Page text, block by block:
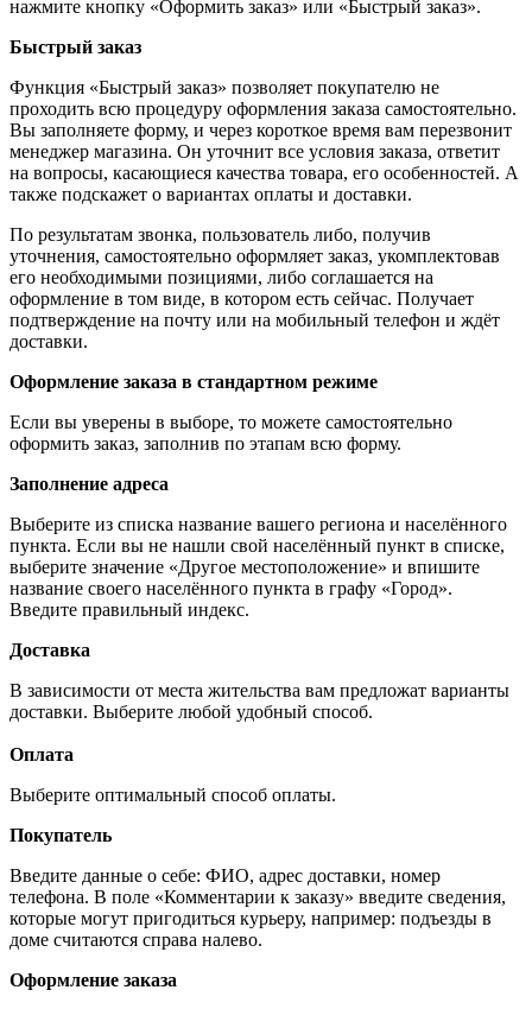
нажмите кнопку «Оформить заказ» или «Быстрый заказ».
Быстрый заказ
Функция «Быстрый заказ» позволяет покупателю не
проходить всю процедуру оформления заказа самостоятельно.
Вы заполняете форму, и через короткое время вам перезвонит
менеджер магазина. Он уточнит все условия заказа, ответит
на вопросы, касающиеся качества товара, его особенностей. А
также подскажет о вариантах оплаты и доставки.
По результатам звонка, пользователь либо, получив
уточнения, самостоятельно оформляет заказ, укомплектовав
его необходимыми позициями, либо соглашается на
оформление в том виде, в котором есть сейчас. Получает
подтверждение на почту или на мобильный телефон и ждёт
доставки.
Оформление заказа в стандартном режиме
Если вы уверены в выборе, то можете самостоятельно
оформить заказ, заполнив по этапам всю форму.
Заполнение адреса
Выберите из списка название вашего региона и населённого
пункта. Если вы не нашли свой населённый пункт в списке,
выберите значение «Другое местоположение» и впишите
название своего населённого пункта в графу «Город».
Введите правильный индекс.
Доставка
В зависимости от места жительства вам предложат варианты
доставки. Выберите любой удобный способ.
Оплата
Выберите оптимальный способ оплаты.
Покупатель
Введите данные о себе: ФИО, адрес доставки, номер
телефона. В поле «Комментарии к заказу» введите сведения,
которые могут пригодиться курьеру, например: подъезды в
доме считаются справа налево.
Оформление заказа